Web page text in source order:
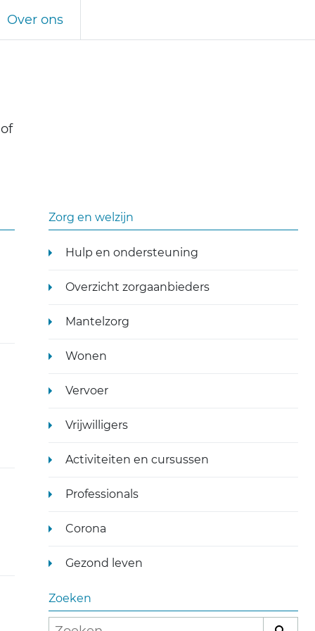
Over ons
Zorg en welzijn
Hulp en ondersteuning
Overzicht zorgaanbieders
Mantelzorg
Wonen
Vervoer
Vrijwilligers
Activiteiten en cursussen
Professionals
Corona
Gezond leven
Zoeken